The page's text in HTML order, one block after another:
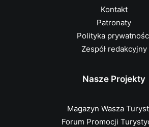
Kontakt
Patronaty
Polityka
Zespół redakcyjny
Nasze Projekty
Magazyn Wasza
Forum Promocji